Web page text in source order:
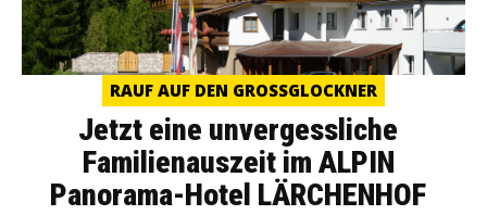
RAUF AUF DEN GROSSGLOCKNER
Jetzt eine unvergessliche
Familienauszeit im ALPIN
Panorama-Hotel LÄRCHENHOF